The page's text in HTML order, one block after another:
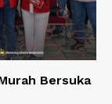
Bersuka